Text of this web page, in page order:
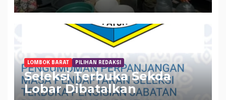
LOMBOK BARAT PILIHAN REDAKSI
Seleksi Terbuka Sekda
Lobar Dibatalkan